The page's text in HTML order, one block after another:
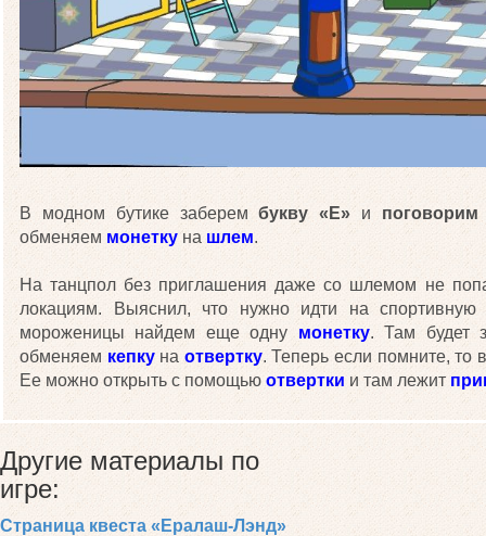
В модном бутике заберембукву «Е» и
обменяем монетку на шлем.
На танцпол без приглашения даже со шлемом не
локациям. Выяснил, что нужно идти на
мороженицы найдем еще одну монетку. Там будет
обменяем кепкуна отвертку. Теперь если помните, то
Ее можно открыть с помощью отвертки и там лежит
Другие материалы по
игре:
Страница квеста «Ералаш-Лэнд»